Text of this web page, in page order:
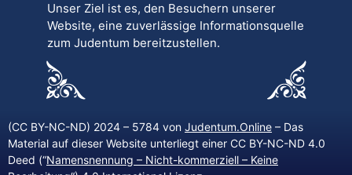
Unser Ziel ist es, den Besuchern unserer
Website, eine zuverlässige Informationsquelle
zum Judentum bereitzustellen.
(CC BY-NC-ND) 2024 – 5784 von Judentum.Online – Das
Material auf dieser Website unterliegt einer CC BY-NC-ND 4.0
Deed (“Namensnennung – Nicht-kommerziell – Keine